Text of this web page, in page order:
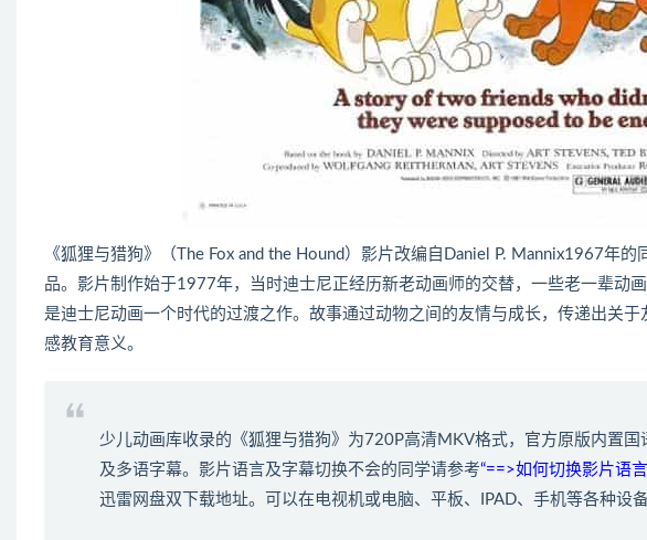
《狐狸与猎狗》（The Fox and the Hound）影片改编自Daniel P. Mannix1967年
品。影片制作始于1977年，当时迪士尼正经历新老动画师的交替，一些老一辈动
是迪士尼动画一个时代的过渡之作。故事通过动物之间的友情与成长，传递出关
感教育意义。
少儿动画库收录的《狐狸与猎狗》为720P高清MKV格式，官方原版内置
及多语字幕。影片语言及字幕切换不会的同学请参考“==>如何切换影片语
迅雷网盘双下载地址。可以在电视机或电脑、平板、IPAD、手机等各种设备